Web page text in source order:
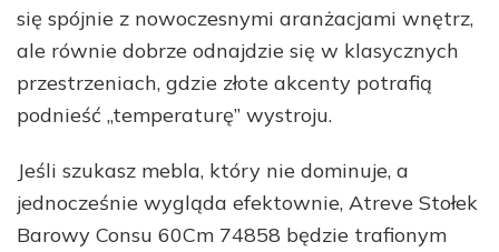
się spójnie z nowoczesnymi aranżacjami wnętrz,
ale równie dobrze odnajdzie się w klasycznych
przestrzeniach, gdzie złote akcenty potrafią
podnieść „temperaturę” wystroju.
Jeśli szukasz mebla, który nie dominuje, a
jednocześnie wygląda efektownie, Atreve Stołek
Barowy Consu 60Cm 74858 będzie trafionym